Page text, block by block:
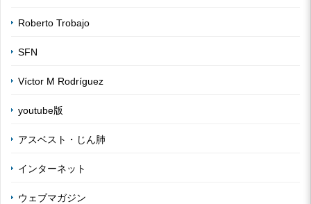
Roberto Trobajo
SFN
Víctor M Rodríguez
youtube版
アスベスト・じん肺
インターネット
ウェブマガジン